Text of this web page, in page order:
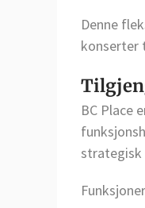
Denne
konserter
BC Place
strategisk